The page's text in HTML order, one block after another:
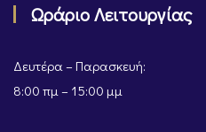
Ωράριο Λειτουργίας
Δευτέρα – Παρασκευή:
8:00 πμ – 15:00 μμ